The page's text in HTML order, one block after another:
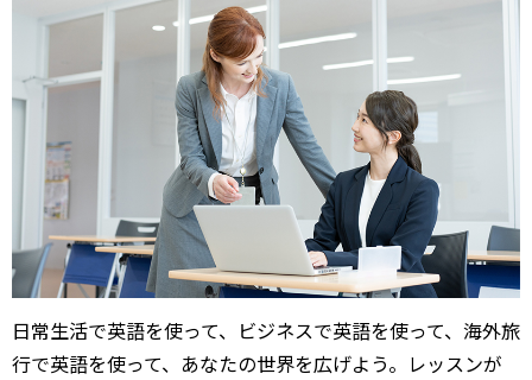
日常生活で英語を使って、ビジネスで英語を使って、海外旅
行で英語を使って、あなたの世界を広げよう。レッスンが